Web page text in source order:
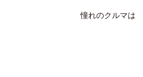
憧れのクルマは